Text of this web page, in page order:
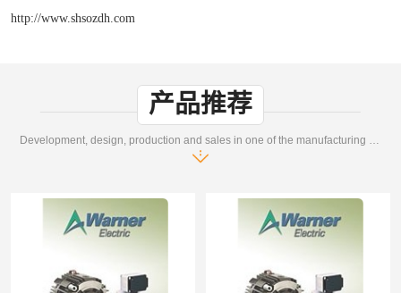
http://www.shsozdh.com
产品推荐